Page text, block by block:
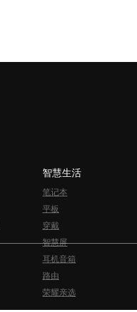
智慧生活
笔记本
平板
穿戴
智慧屏
耳机音箱
路由
荣耀亲选